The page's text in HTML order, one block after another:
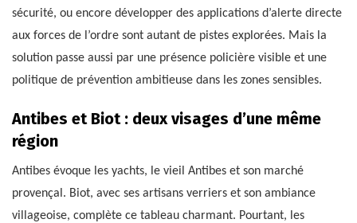
sécurité, ou encore développer des applications d’alerte directe
aux forces de l’ordre sont autant de pistes explorées. Mais la
solution passe aussi par une présence policière visible et une
politique de prévention ambitieuse dans les zones sensibles.
Antibes et Biot : deux visages d’une même
région
Antibes évoque les yachts, le vieil Antibes et son marché
provençal. Biot, avec ses artisans verriers et son ambiance
villageoise, complète ce tableau charmant. Pourtant, les